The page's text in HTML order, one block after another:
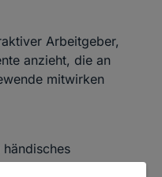
Arbeitgeber,
anzieht, die an
mitwirken
Aus einer